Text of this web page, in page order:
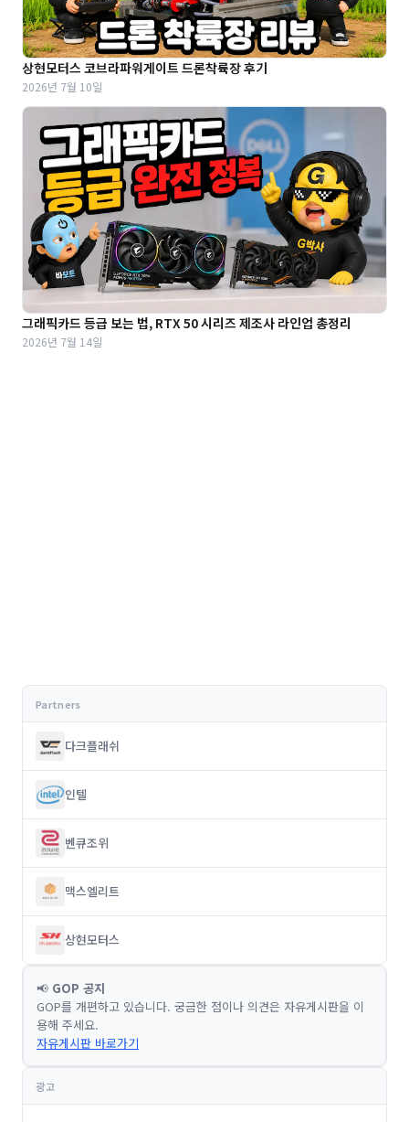
상현모터스 코브라파워게이트 드론착륙장 후기
2026년 7월 10일
그래픽카드 등급 보는 법, RTX 50 시리즈 제조사 라인업 총정리
2026년 7월 14일
다크플래쉬
인텔
벤큐조위
맥스엘리트
상현모터스
📢 GOP 공지
GOP를 개편하고 있습니다. 궁금한 점이나 의견은 자유게시판을 이
용해 주세요.
자유게시판 바로가기
광고